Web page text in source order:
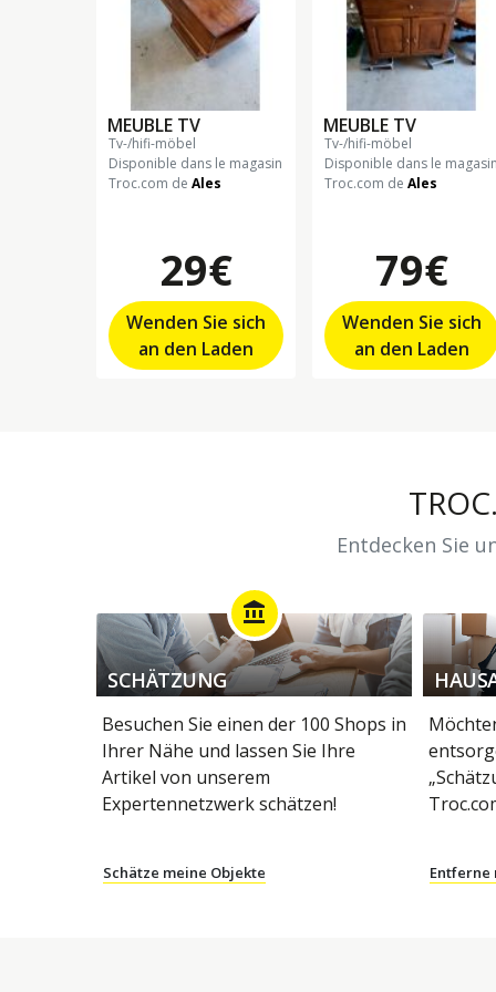
MEUBLE TV
tv-/hifi-möbel
Disponible dans le magasin
Troc.com de Ales
29€
Wenden Sie sich
an den Laden
MEUBLE TV
tv-/hifi-möbel
Disponible dans le
Troc.com de Ales
79€
Wenden Sie sich
an den Laden
Entdecken Sie
account_balance
SCHÄTZUNG
Besuchen Sie einen der 100 Shops in
Ihrer Nähe und lassen Sie Ihre
Artikel von unserem
Expertennetzwerk schätzen!
Schätze meine Objekte Entferne